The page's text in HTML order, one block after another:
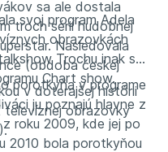
sa ale dostala
troch sérií hudobnej
Nasledovala
(obdoba českej
porotkyňa v programe
ju poznajú hlavne z
roku 2009, kde jej po
2010 bola porotkyňou
svoj program Adela
obrazovkách
Trochu inak s
Chart show.
v doterajšej histórii
obrazovky